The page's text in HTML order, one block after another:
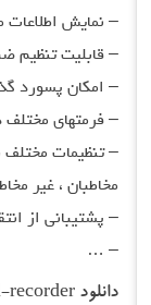
– نمایش اطلاعات
– قابلیت تنظیم
– امکان پسورد
– فرمتهای مختلف
– تنظیمات مختلف
مخاطبان ، غیر
– پشتیبانی از
– …
دانلود call-recorder :